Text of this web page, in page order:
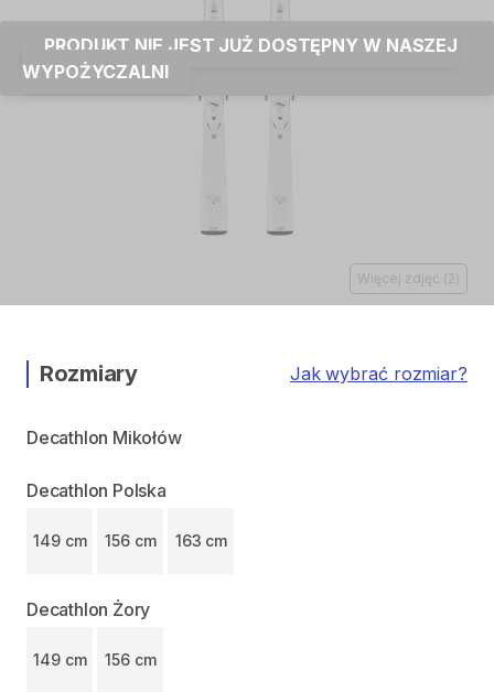
PRODUKT NIE JEST JUŻ DOSTĘPNY W NASZEJ
WYPOŻYCZALNI
Więcej zdjęć (2 )
Rozmiary Jak wybrać rozmiar?
Decathlon Mikołów
Decathlon Polska
149 cm 156 cm 163 cm
Decathlon Żory
149 cm 156 cm